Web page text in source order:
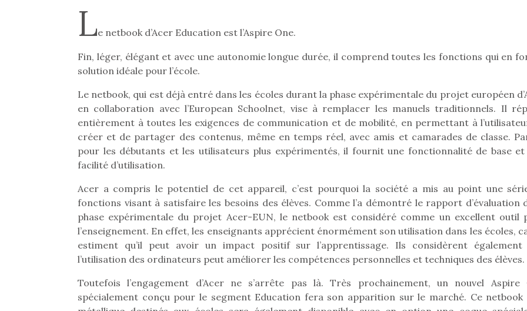
Le netbook d’Acer Education est l’Aspire One.
Fin, léger, élégant et avec une autonomie longue durée, il comprend toutes les fonctions qui en
solution idéale pour l’école.
Le netbook, qui est déjà entré dans les écoles durant la phase expérimentale du projet européen
en collaboration avec l’European Schoolnet, vise à remplacer les manuels traditionnels. Il
entièrement à toutes les exigences de communication et de mobilité, en permettant à
créer et de partager des contenus, même en temps réel, avec amis et camarades de classe.
pour les débutants et les utilisateurs plus expérimentés, il fournit une fonctionnalité de base et
facilité d’utilisation.
Acer a compris le potentiel de cet appareil, c’est pourquoi la société a mis au point une
fonctions visant à satisfaire les besoins des élèves. Comme l’a démontré le rapport d’évaluation
phase expérimentale du projet Acer-EUN, le netbook est considéré comme un excellent outil
l’enseignement. En effet, les enseignants apprécient énormément son utilisation dans les écoles,
estiment qu’il peut avoir un impact positif sur l’apprentissage. Ils considèrent également
l’utilisation des ordinateurs peut améliorer les compétences personnelles et techniques des élèves.
Toutefois l’engagement d’Acer ne s’arrête pas là. Très prochainement, un nouvel Aspire
spécialement conçu pour le segment Education fera son apparition sur le marché. Ce netbook
Pâques 2026 : chocolats
et idées pour une chasse
aux œufs magique en
famille
créatives… voici de quoi
organiser une chasse aux
œufs magique…
Pâques
et idées
aux œufs
créatives…
organiser
œufs